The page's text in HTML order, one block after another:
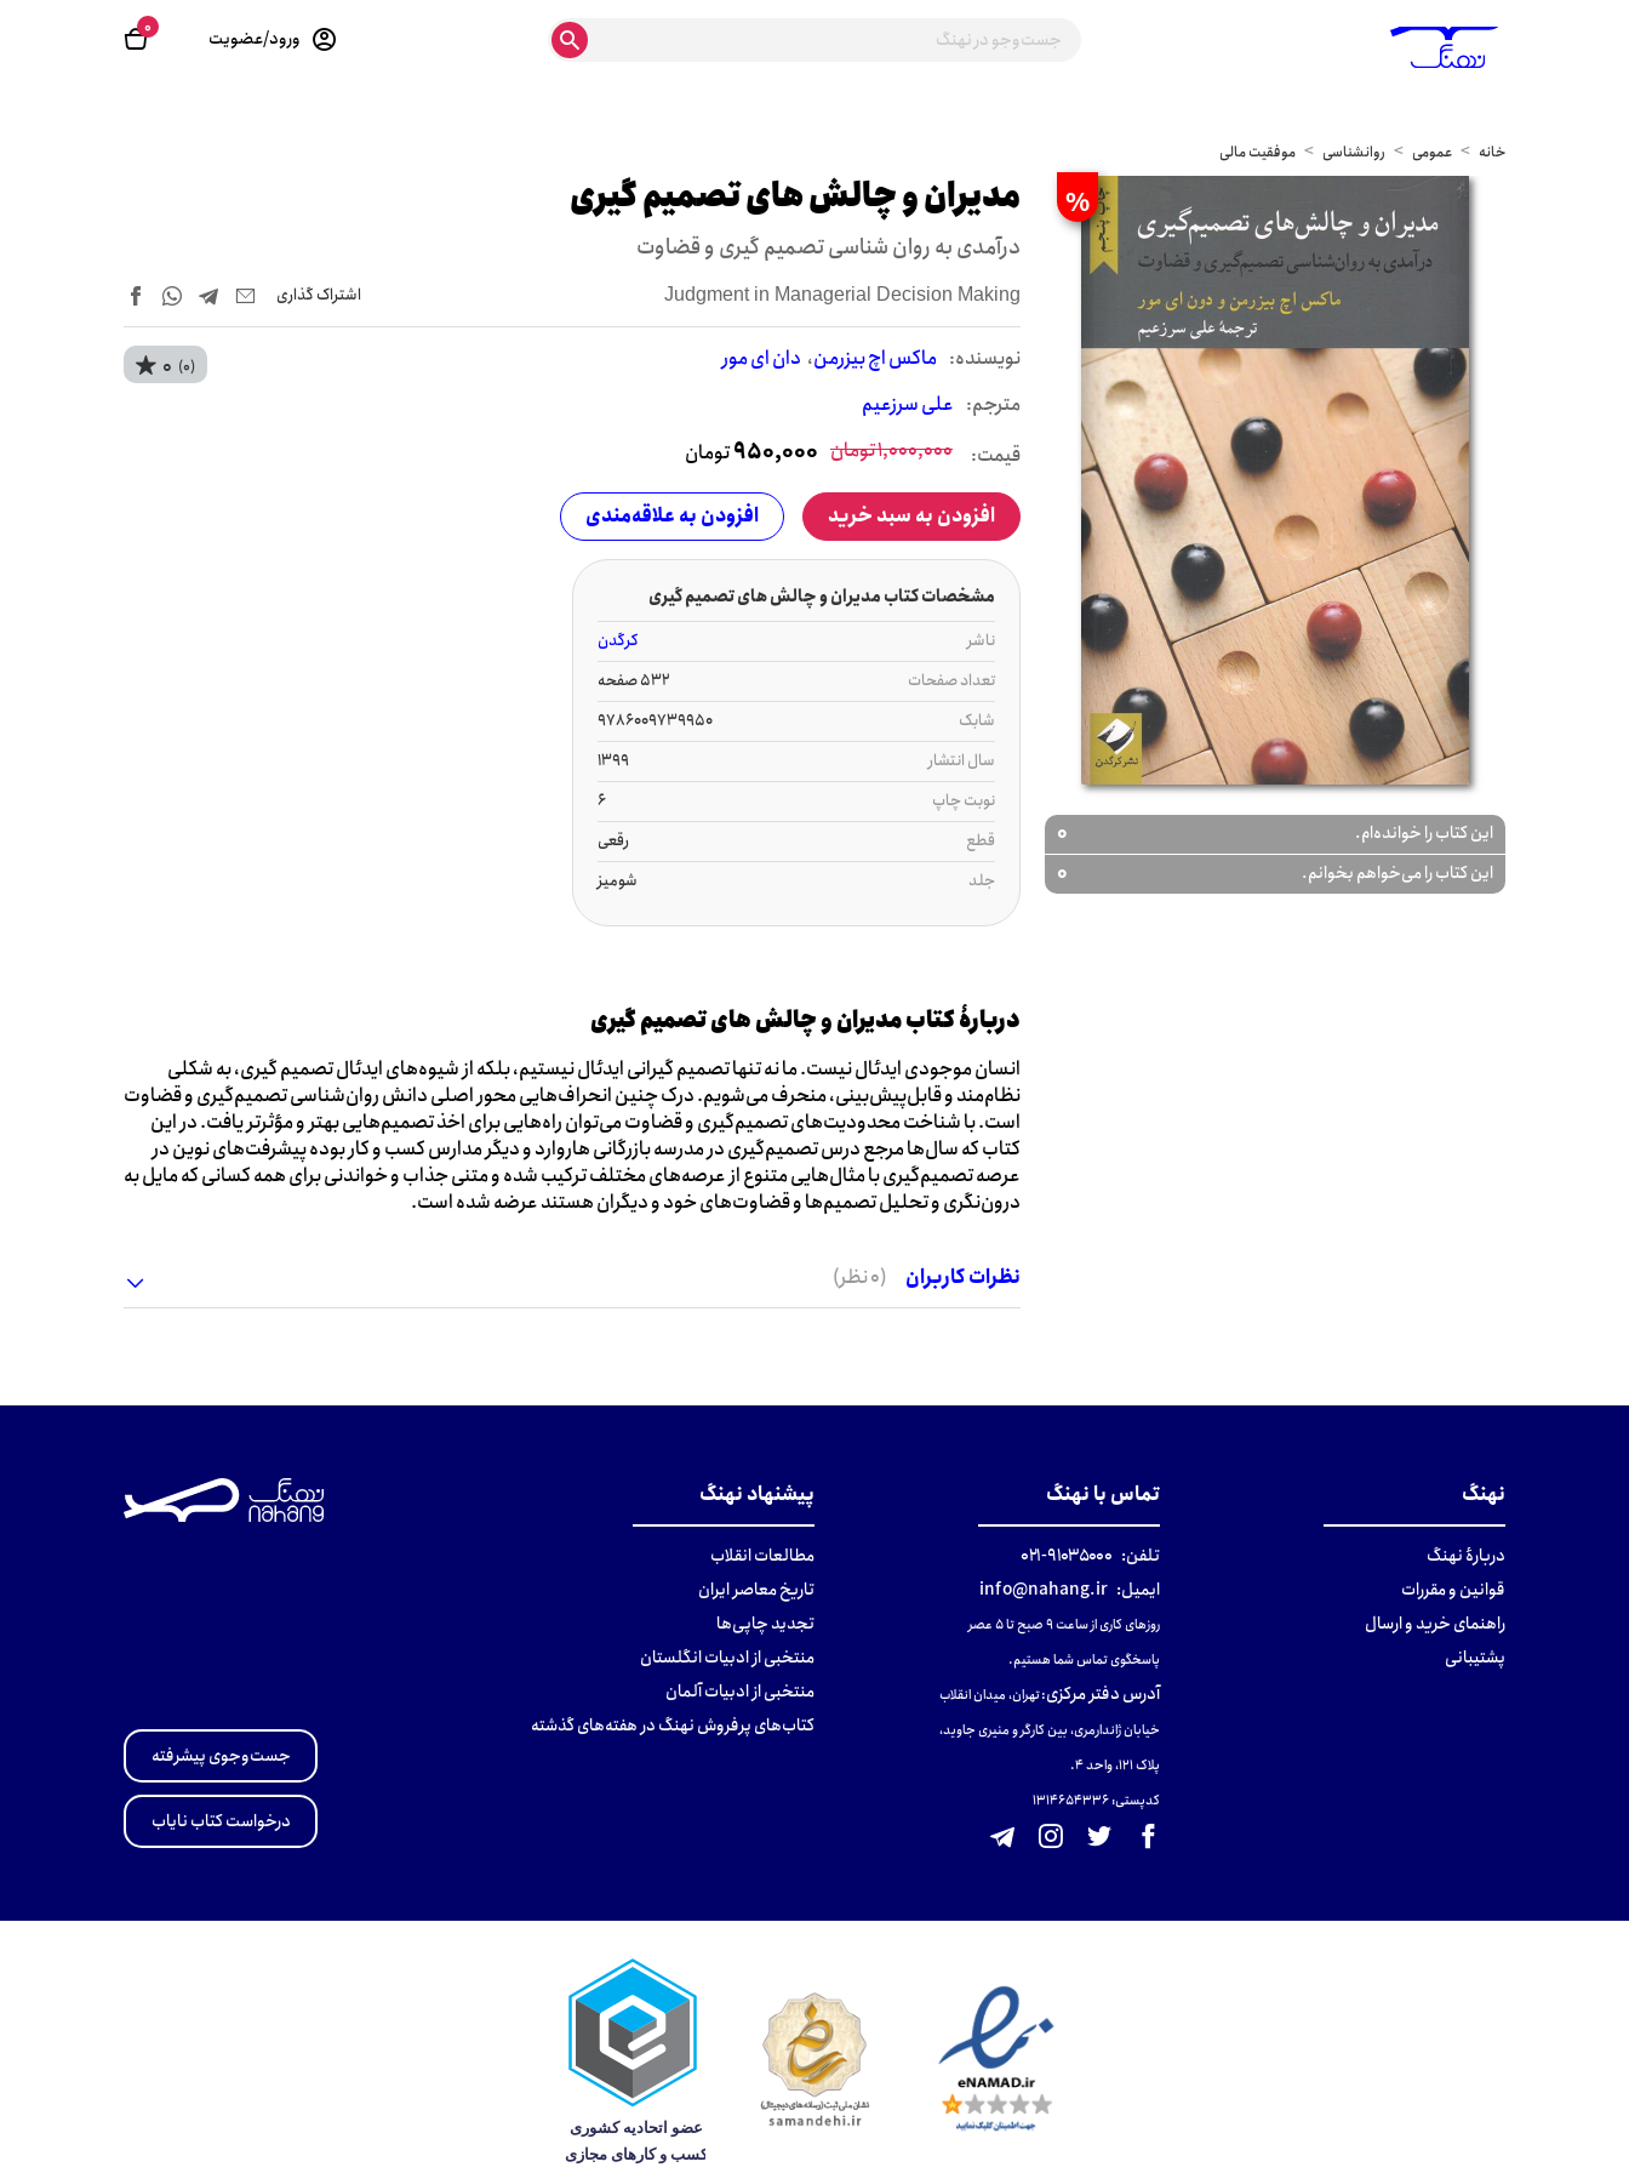
0 ورود/عضویت
خانه عمومی روانشناسی موفقیت مالی
%
این کتاب را خوانده‌ام. 0
این کتاب را می‌خواهم بخوانم. 0
مدیران و چالش های تصمیم گیری
درآمدی به روان شناسی تصمیم گیری و قضاوت
Judgment in Managerial Decision Making اشتراک‌ گذاری
نويسنده: ماکس اچ بیزرمن دان ای مور
مترجم: علی سرزعیم
0 (0)
قیمت: 1,000,000تومان 950,000تومان
افزودن به سبد خرید افزودن به علاقه‌مندی
مشخصات کتاب مدیران و چالش های تصمیم گیری
ناشر
کرگدن
تعداد صفحات
532 صفحه
شابک
9786009739950
سال انتشار
1399
نوبت چاپ
6
قطع
رقعی
جلد
شومیز
دربارۀ کتاب مدیران و چالش های تصمیم گیری
انسان موجودی ایدئال نیست. ما نه تنها تصمیم گیرانی ایدئال نیستیم، بلکه از شیوه‌های ایدئال تصمیم گیری، به شکلی
نظام‌مند و قابل‌پیش‌بینی، منحرف می‌شویم. درک چنین انحراف‌هایی محور اصلی دانش روان‌شناسی تصمیم‌گیری و قضاوت
است. با شناخت محدودیت‌های تصمیم‌گیری و قضاوت می‌توان راه‌هایی برای اخذ تصمیم‌هایی بهتر و مؤثرتر یافت. در این
کتاب که سال‌ها مرجع درس تصمیم‌گیری در مدرسه بازرگانی هاروارد و دیگر مدارس کسب و کار بوده پیشرفت‌های نوین در
عرصه تصمیم‌گیری با مثال‌هایی متنوع از عرصه‌های مختلف ترکیب شده و متنی جذاب و خواندنی برای همه کسانی که مایل به
درون‌نگری و تحلیل تصمیم‌ها و قضاوت‌های خود و دیگران هستند عرضه شده است.
نظرات کاربران (0 نظر)
نهنگ
دربارهٔ نهنگ
قوانین و مقررات
راهنمای خرید و ارسال
پشتیبانی
تماس با نهنگ
تلفن: ۹۱۰۳۵۰۰۰-۰۲۱
ایمیل: info@nahang.ir
روزهای کاری از ساعت ۹ صبح تا ۵ عصر
پاسخگوی تماس شما هستیم.
آدرس دفتر مرکزی:تهران، میدان انقلاب
خیابان ژاندارمری، بین کارگر و منیری جاوید،
پلاک 121، واحد ۴.
کدپستی: 131465433۶
پیشنهاد نهنگ
مطالعات انقلاب
تاریخ معاصر ایران
تجدید چاپی‌ها
منتخبی از ادبیات انگلستان
منتخبی از ادبیات آلمان
کتاب‌های پرفروش نهنگ در هفته‌های گذشته
جست‌وجوی پیشرفته
درخواست کتاب نایاب